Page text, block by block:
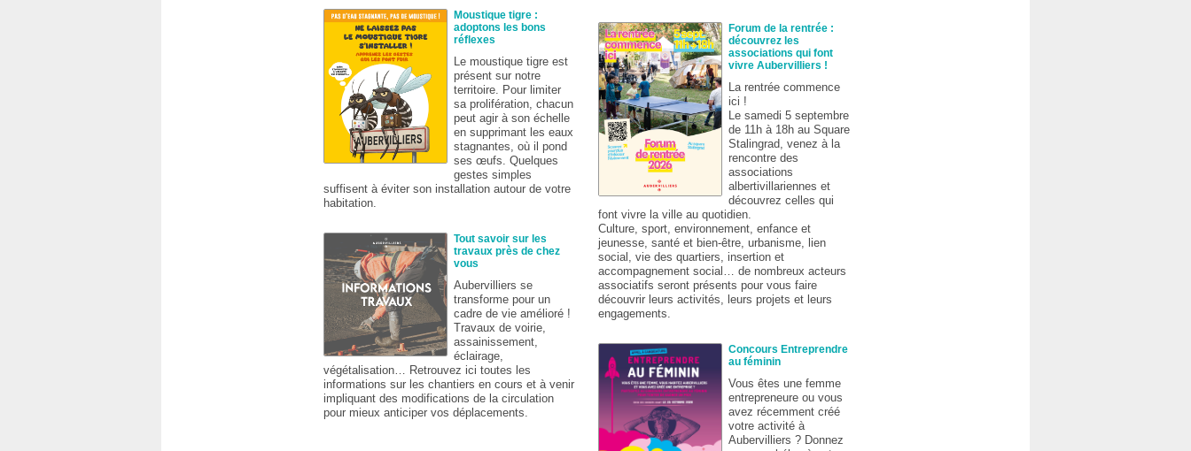
Moustique tigre :
adoptons les bons
réflexes
Le moustique tigre est
présent sur notre
territoire. Pour limiter
sa prolifération, chacun
peut agir à son échelle
en supprimant les eaux
stagnantes, où il pond
ses œufs. Quelques
gestes simples
suffisent à éviter son installation autour de votre
habitation.
Tout savoir sur les
travaux près de chez
vous
Aubervilliers se
transforme pour un
cadre de vie amélioré !
Travaux de voirie,
assainissement,
éclairage,
végétalisation… Retrouvez ici toutes les
informations sur les chantiers en cours et à venir
impliquant des modifications de la circulation
pour mieux anticiper vos déplacements.
Forum de la rentrée :
découvrez les
associations qui font
vivre Aubervilliers !
La rentrée commence
ici !
Le samedi 5 septembre
de 11h à 18h au Square
Stalingrad, venez à la
rencontre des
associations
albertivillariennes et
découvrez celles qui
font vivre la ville au quotidien.
Culture, sport, environnement, enfance et
jeunesse, santé et bien-être, urbanisme, lien
social, vie des quartiers, insertion et
accompagnement social… de nombreux acteurs
associatifs seront présents pour vous faire
découvrir leurs activités, leurs projets et leurs
engagements.
Concours Entreprendre
au féminin
Vous êtes une femme
entrepreneure ou vous
avez récemment créé
votre activité à
Aubervilliers ? Donnez